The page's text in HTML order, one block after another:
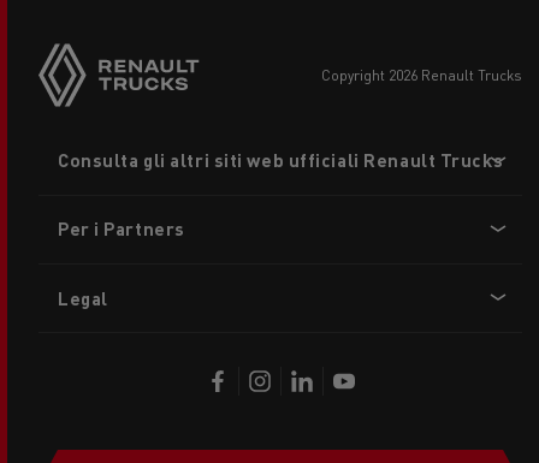
copyright 2026 Renault Trucks
menu
Consulta gli altri siti web ufficiali Renault Trucks
Per i Partners
Legal